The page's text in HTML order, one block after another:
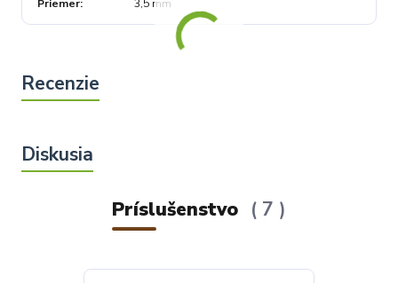
Priemer 3,5 mm
Príslušenstvo 7